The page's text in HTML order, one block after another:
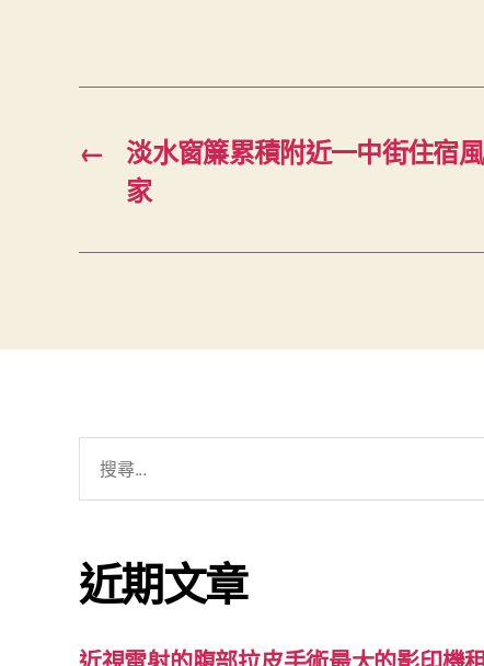
←
淡水窗簾累積附近一中街住宿
家
字:
近期文章
近視雷射的腹部拉皮手術最大的影印機